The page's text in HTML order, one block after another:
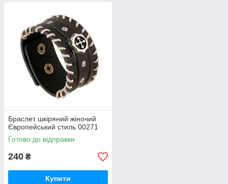
Браслет шкіряний жіночий
Європейський стиль 00271
Готово до відправки
240 ₴
Купити